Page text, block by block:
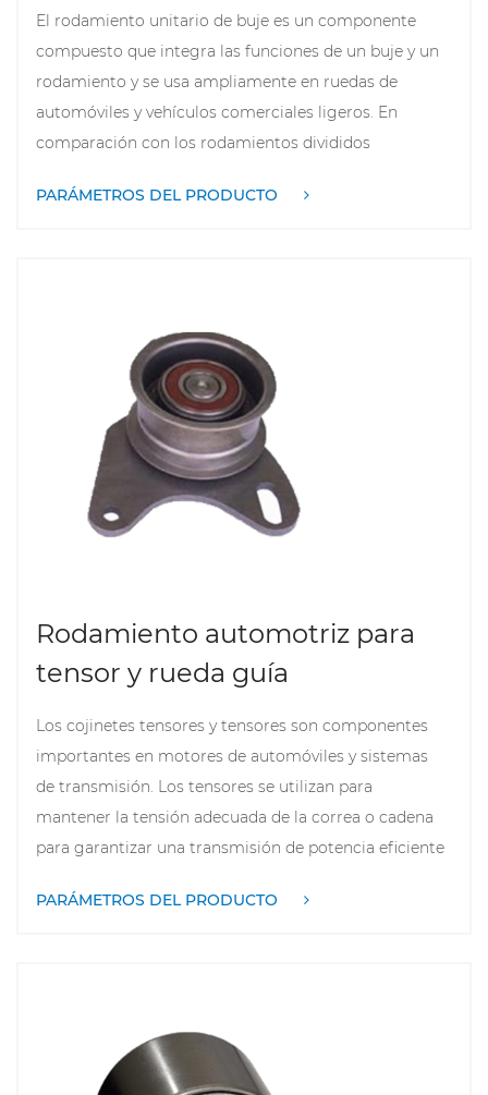
El rodamiento unitario de buje es un componente
compuesto que integra las funciones de un buje y un
rodamiento y se usa ampliamente en ruedas de
automóviles y vehículos comerciales ligeros. En
comparación con los rodamientos divididos
mayor precisión y durabilidad. Simplifica el proceso
que también soporta diversas cargas dinámicas de la
conducción, al tiempo que reduce los requisitos de
mantenimiento. Gracias a su excelente sellado y
resistencia al desgaste, el rodamiento de unidad de
cubo mantiene un rendimiento estable en
condiciones de conducción duras. Además, se puede
conectar al sistema electrónico del vehículo para
PARÁMETROS DEL PRODUCTO
Rodamiento automotriz para
tensor y rueda guía
Los cojinetes tensores y tensores son componentes
importantes en motores de automóviles y sistemas
de transmisión. Los tensores se utilizan para
mantener la tensión adecuada de la correa o cadena
para garantizar una transmisión de potencia eficiente
transmisión para reducir el deslizamiento y el
estabilidad durante el movimiento. Ambos suelen
estar fabricados con materiales de alta resistencia
PARÁMETROS DEL PRODUCTO